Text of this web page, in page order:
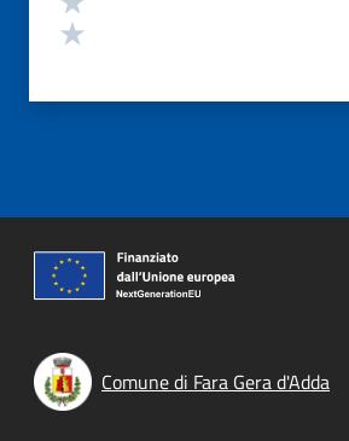
Comune di Fara Gera d'Adda